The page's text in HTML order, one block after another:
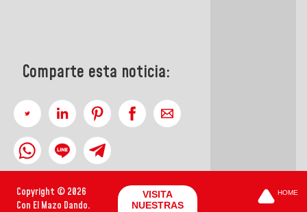
Comparte esta noticia:
Copyright © 2026
Con El Mazo Dando.
VISITA
NUESTRAS
HOME